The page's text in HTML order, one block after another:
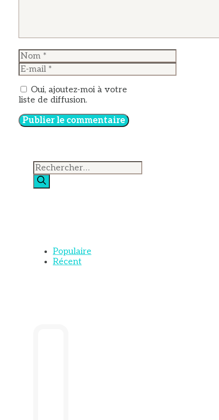
Nom
E-
mail
Oui, ajoutez-moi à votre
liste de diffusion.
Rechercher :
Populaire
Récent